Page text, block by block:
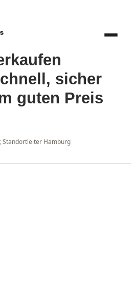
sicher
guten Preis
, Standortleiter Hamburg